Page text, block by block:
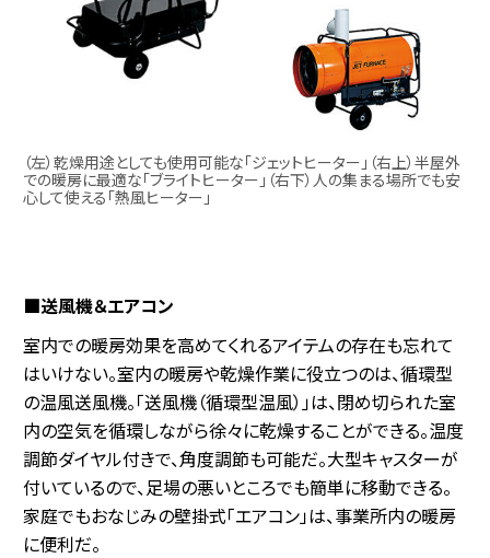
（左）乾燥用途としても使用可能な「ジェットヒーター」（右上）半屋外
での暖房に最適な「ブライトヒーター」（右下）人の集まる場所でも安
心して使える「熱風ヒーター」
■送風機＆エアコン
室内での暖房効果を高めてくれるアイテムの存在も忘れて
はいけない。室内の暖房や乾燥作業に役立つのは、循環型
の温風送風機。「送風機（循環型温風）」は、閉め切られた室
内の空気を循環しながら徐々に乾燥することができる。温度
調節ダイヤル付きで、角度調節も可能だ。大型キャスターが
付いているので、足場の悪いところでも簡単に移動できる。
家庭でもおなじみの壁掛式「エアコン」は、事業所内の暖房
に便利だ。